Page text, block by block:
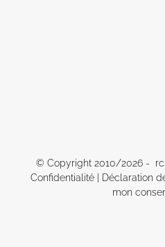
© Copyright 2010/2026 -
Confidentialité| Déclaration
mon